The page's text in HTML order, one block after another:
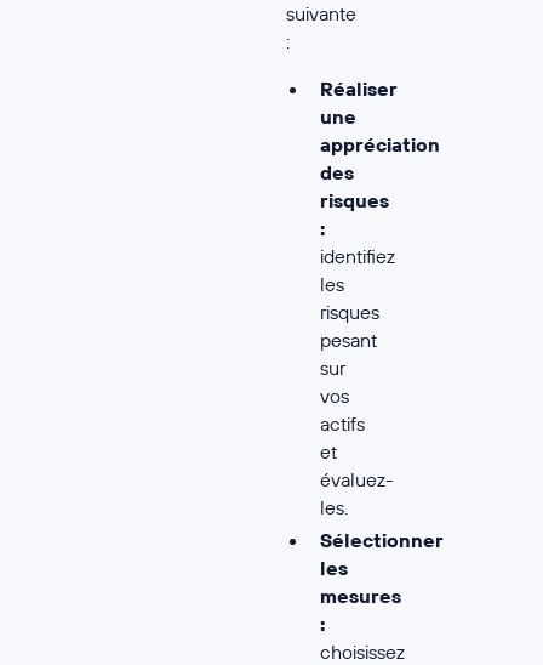
suivante
:
Réaliser
une
appréciation
des
risques
:
identifiez
les
risques
pesant
sur
vos
actifs
et
évaluez-
les.
Sélectionner
les
mesures
:
choisissez